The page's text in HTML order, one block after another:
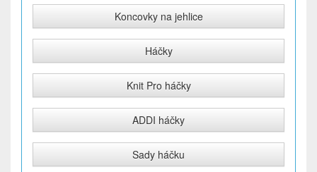
Koncovky na jehlice
Háčky
Knit Pro háčky
ADDI háčky
Sady háčku